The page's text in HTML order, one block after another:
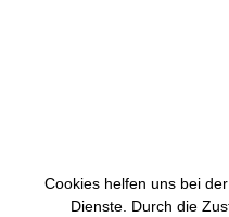
Cookies helfen uns bei
Dienste. Durch die